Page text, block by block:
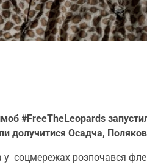
#FreeTheLeopards
долучитися Осадча,
у соцмережах розпочався